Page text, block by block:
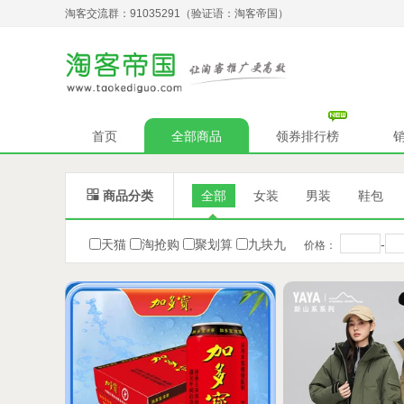
淘客交流群：91035291（验证语：淘客帝国）
首页 全部商品 领券排行榜
 商品分类 全部 女装 男装 鞋包
天猫 淘抢购 聚划算 九块九 价格： -